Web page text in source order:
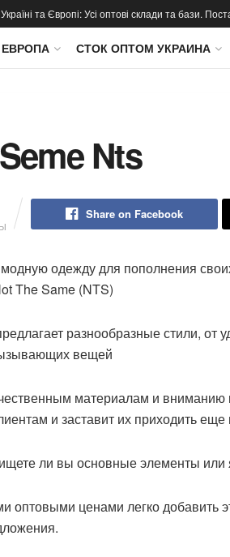
та Європі: Усі оптові склади та бази.
СТОК ОПТОМ УКРАИНА
Nts
Share on Facebook
одежду для пополнения
The Same (NTS)
разнообразные стили, от
вещей
материалам и вниманию
и заставит их приходить
ли вы основные элементы или
ценами легко добавить